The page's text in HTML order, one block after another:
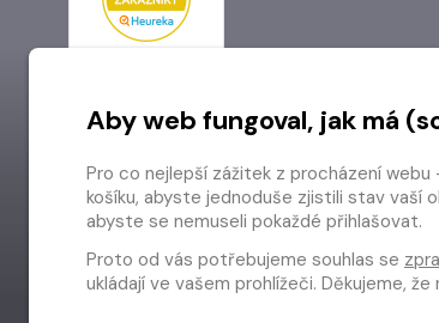
Aby web fungoval, jak má
Pro co nejlepší zážitek z procházení
košíku, abyste jednoduše zjistili stav vaší
abyste se nemuseli pokaždé přihlašovat.
Proto od vás potřebujeme souhlas se
ukládají ve vašem prohlížeči. Děkujeme,